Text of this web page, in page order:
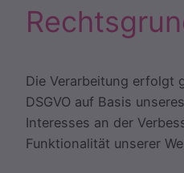
Die Verarbeitung erfolgt
DSGVO auf Basis
Interesses an der
Funktionalität unserer